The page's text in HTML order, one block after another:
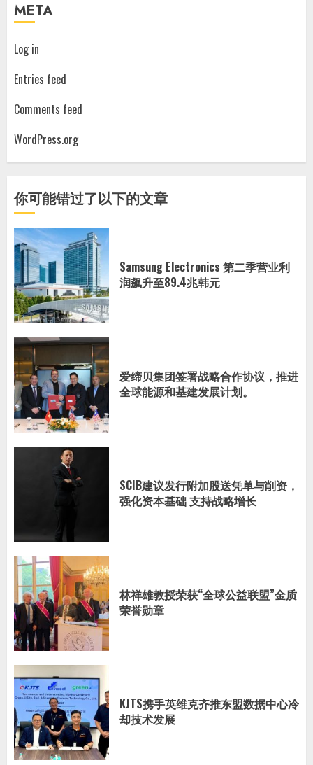
META
Log in
Entries feed
Comments feed
WordPress.org
你可能错过了以下的文章
Samsung Electronics 第二季营业利
润飙升至89.4兆韩元
爱缔贝集团签署战略合作协议，推进
全球能源和基建发展计划。
SCIB建议发行附加股送凭单与削资，
强化资本基础 支持战略增长
林祥雄教授荣获“全球公益联盟”金质
荣誉勋章
KJTS携手英维克齐推东盟数据中心冷
却技术发展